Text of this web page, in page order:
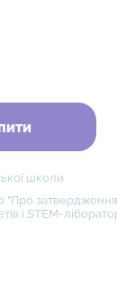
школи
затвердження
і STEM-